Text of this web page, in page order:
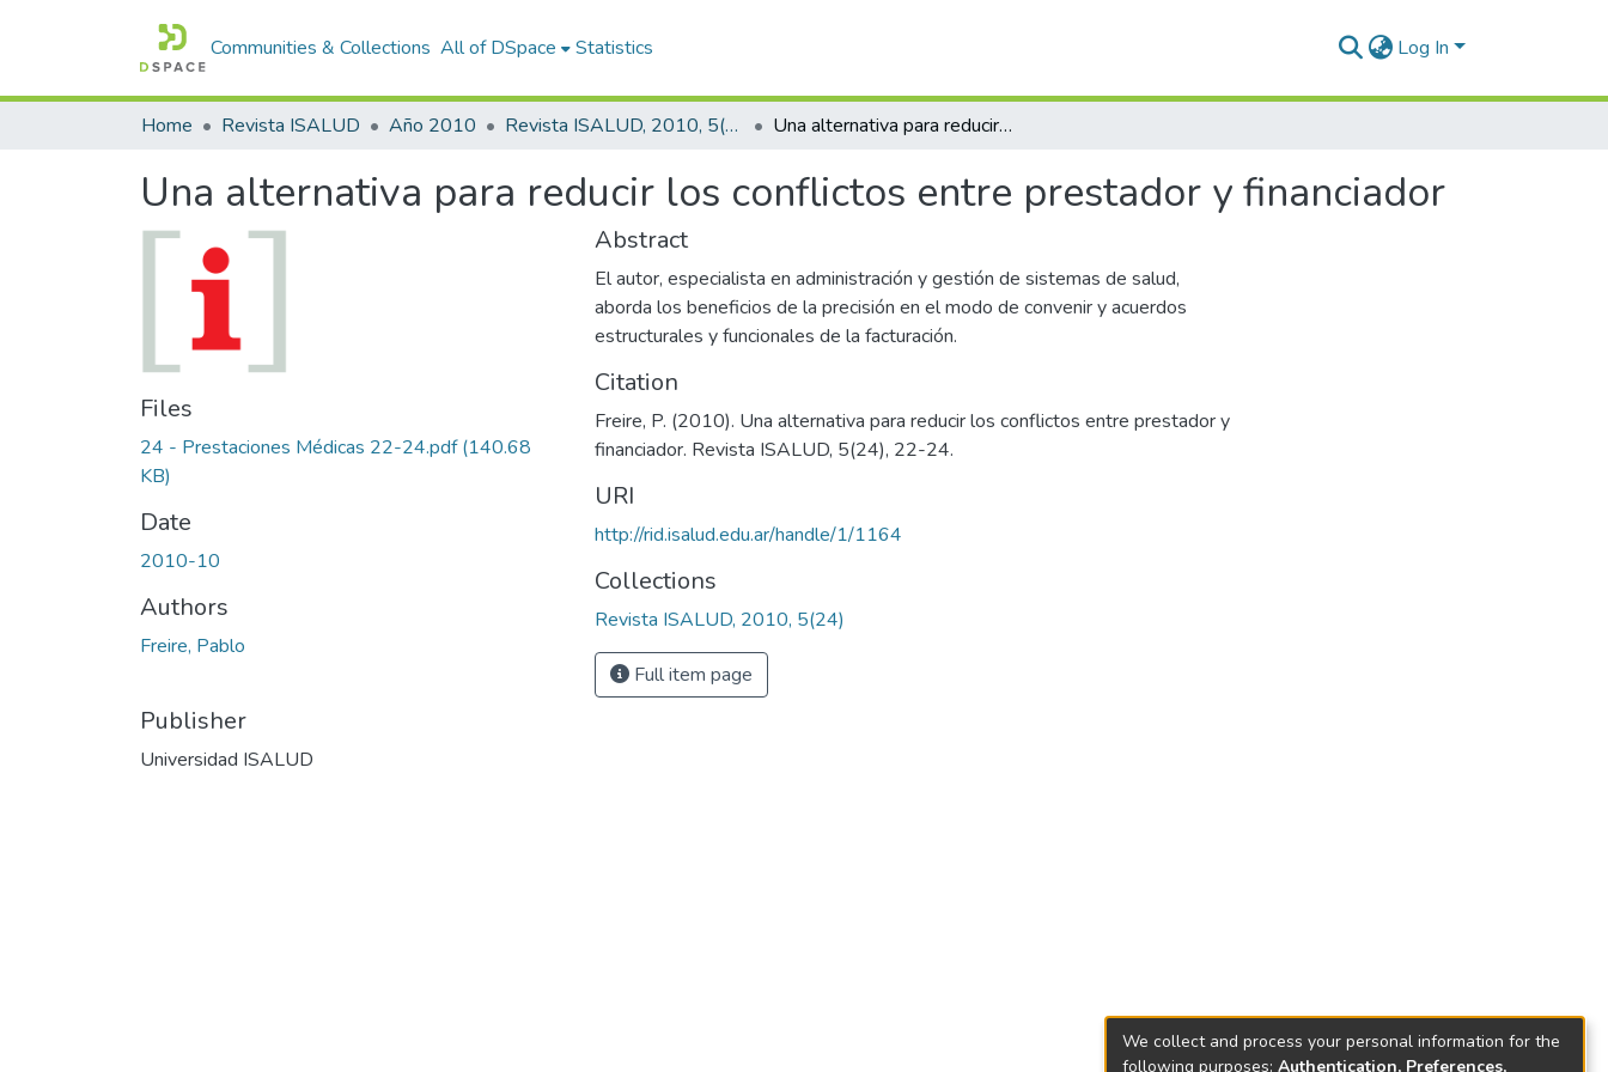
Communities & Collections All of DSpace Statistics Log In
Home Revista ISALUD Año 2010 Revista ISALUD, 2010, 5(24) Una alternativa para reducir los conflictos entre prestador y financiador
Una alternativa para reducir los conflictos entre prestador y financiador
Files
24 - Prestaciones Médicas 22-24.pdf(140.68
KB)
Date
2010-10
Authors
Freire, Pablo
Publisher
Universidad ISALUD
Abstract
El autor, especialista en administración y gestión de sistemas de salud,
aborda los beneficios de la precisión en el modo de convenir y acuerdos
estructurales y funcionales de la facturación.
Citation
Freire, P. (2010). Una alternativa para reducir los conflictos entre prestador y
financiador. Revista ISALUD, 5(24), 22-24.
URI
http://rid.isalud.edu.ar/handle/1/1164
Collections
Revista ISALUD, 2010, 5(24)
Full item page
We collect and process your personal information for the
following purposes: Authentication, Preferences,